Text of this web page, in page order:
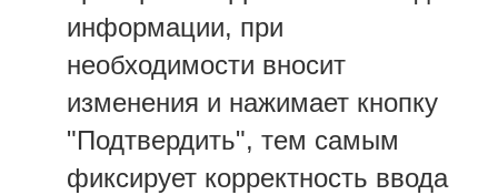
информации, при
необходимости вносит
изменения и нажимает кнопку
"Подтвердить", тем самым
фиксирует корректность ввода